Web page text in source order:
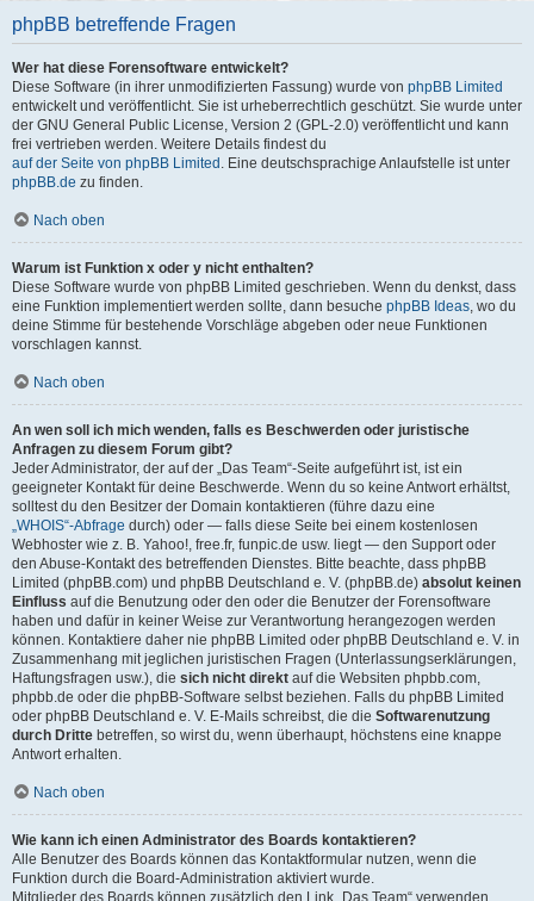
phpBB betreffende Fragen
Wer hat diese Forensoftware entwickelt?
Diese Software (in ihrer unmodifizierten Fassung) wurde von phpBB Limited
entwickelt und veröffentlicht. Sie ist urheberrechtlich geschützt. Sie wurde unter
der GNU General Public License, Version 2 (GPL-2.0) veröffentlicht und kann
frei vertrieben werden. Weitere Details findest du
auf der Seite von phpBB Limited . Eine deutschsprachige Anlaufstelle ist unter
phpBB.de zu finden.
Nach oben
Warum ist Funktion x oder y nicht enthalten?
Diese Software wurde von phpBB Limited geschrieben. Wenn du denkst, dass
eine Funktion implementiert werden sollte, dann besuche phpBB Ideas, wo du
deine Stimme für bestehende Vorschläge abgeben oder neue Funktionen
vorschlagen kannst.
Nach oben
An wen soll ich mich wenden, falls es Beschwerden oder juristische
Anfragen zu diesem Forum gibt?
Jeder Administrator, der auf der „Das Team“-Seite aufgeführt ist, ist ein
geeigneter Kontakt für deine Beschwerde. Wenn du so keine Antwort erhältst,
solltest du den Besitzer der Domain kontaktieren (führe dazu eine
„WHOIS“-Abfrage durch) oder — falls diese Seite bei einem kostenlosen
Webhoster wie z. B. Yahoo!, free.fr, funpic.de usw. liegt — den Support oder
den Abuse-Kontakt des betreffenden Dienstes. Bitte beachte, dass phpBB
Limited (phpBB.com) und phpBB Deutschland e. V. (phpBB.de) absolut keinen
Einfluss auf die Benutzung oder den oder die Benutzer der Forensoftware
haben und dafür in keiner Weise zur Verantwortung herangezogen werden
können. Kontaktiere daher nie phpBB Limited oder phpBB Deutschland e. V. in
Zusammenhang mit jeglichen juristischen Fragen (Unterlassungserklärungen,
Haftungsfragen usw.), die sich nicht direkt auf die Websiten phpbb.com,
phpbb.de oder die phpBB-Software selbst beziehen. Falls du phpBB Limited
oder phpBB Deutschland e. V. E-Mails schreibst, die die Softwarenutzung
durch Dritte betreffen, so wirst du, wenn überhaupt, höchstens eine knappe
Antwort erhalten.
Nach oben
Wie kann ich einen Administrator des Boards kontaktieren?
Alle Benutzer des Boards können das Kontaktformular nutzen, wenn die
Funktion durch die Board-Administration aktiviert wurde.
Mitglieder des Boards können zusätzlich den Link „Das Team“ verwenden.